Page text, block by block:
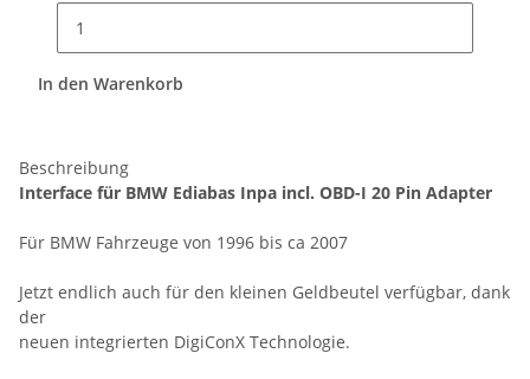
In den Warenkorb
Beschreibung
Interface für BMW Ediabas Inpa incl. OBD-I 20 Pin Adapter
Für BMW Fahrzeuge von 1996 bis ca 2007
Jetzt endlich auch für den kleinen Geldbeutel verfügbar, dank
der
neuen integrierten DigiConX Technologie.